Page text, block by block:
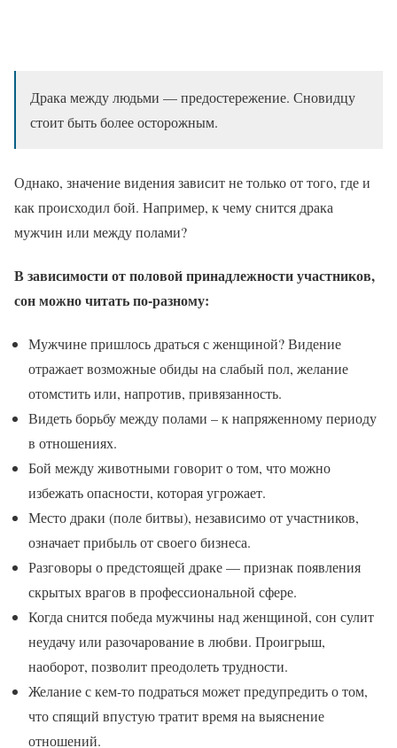
Драка между людьми — предостережение. Сновидцу
стоит быть более осторожным.
Однако, значение видения зависит не только от того, где и
как происходил бой. Например, к чему снится драка
мужчин или между полами?
В зависимости от половой принадлежности участников,
сон можно читать по-разному:
Мужчине пришлось драться с женщиной? Видение
отражает возможные обиды на слабый пол, желание
отомстить или, напротив, привязанность.
Видеть борьбу между полами – к напряженному периоду
в отношениях.
Бой между животными говорит о том, что можно
избежать опасности, которая угрожает.
Место драки (поле битвы), независимо от участников,
означает прибыль от своего бизнеса.
Разговоры о предстоящей драке — признак появления
скрытых врагов в профессиональной сфере.
Когда снится победа мужчины над женщиной, сон сулит
неудачу или разочарование в любви. Проигрыш,
наоборот, позволит преодолеть трудности.
Желание с кем-то подраться может предупредить о том,
что спящий впустую тратит время на выяснение
отношений.